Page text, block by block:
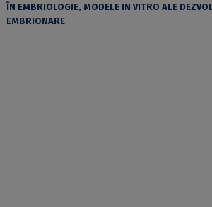
ÎN EMBRIOLOGIE, MODELE IN VITRO ALE
EMBRIONARE